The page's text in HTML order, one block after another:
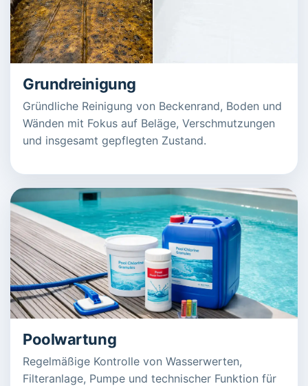
Grundreinigung
Gründliche Reinigung von Beckenrand, Boden und
Wänden mit Fokus auf Beläge, Verschmutzungen
und insgesamt gepflegten Zustand.
Poolwartung
Regelmäßige Kontrolle von Wasserwerten,
Filteranlage, Pumpe und technischer Funktion für